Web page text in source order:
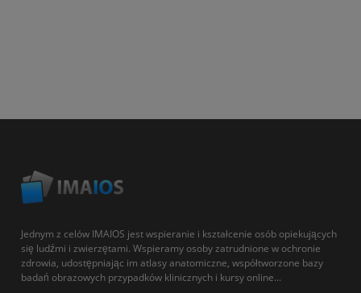
Jednym z celów IMAIOS jest wspieranie i kształcenie osób opiekujących
się ludźmi i zwierzętami. Wspieramy osoby zatrudnione w ochronie
zdrowia, udostępniając im atlasy anatomiczne, współtworzone bazy
badań obrazowych przypadków klinicznych i kursy online...